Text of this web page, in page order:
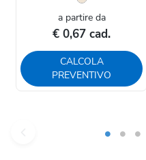
a partire da
€ 0,67 cad.
CALCOLA
PREVENTIVO